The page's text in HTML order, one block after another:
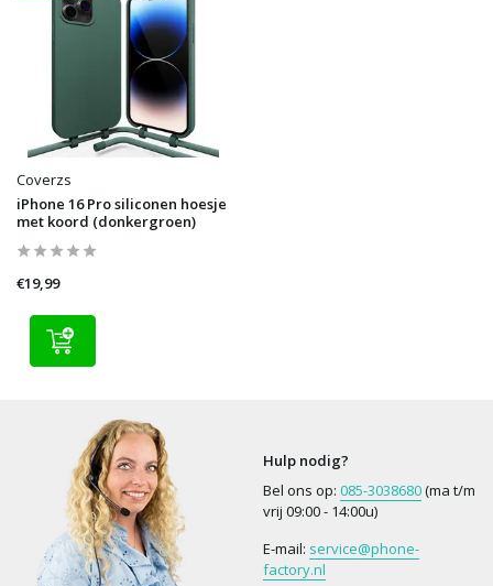
Coverzs
iPhone 16 Pro siliconen hoesje
met koord (donkergroen)
€19,99
Hulp nodig?
Bel ons op: 085-3038680(ma t/m
vrij 09:00 - 14:00u)
E-mail: service@phone-
factory.nl